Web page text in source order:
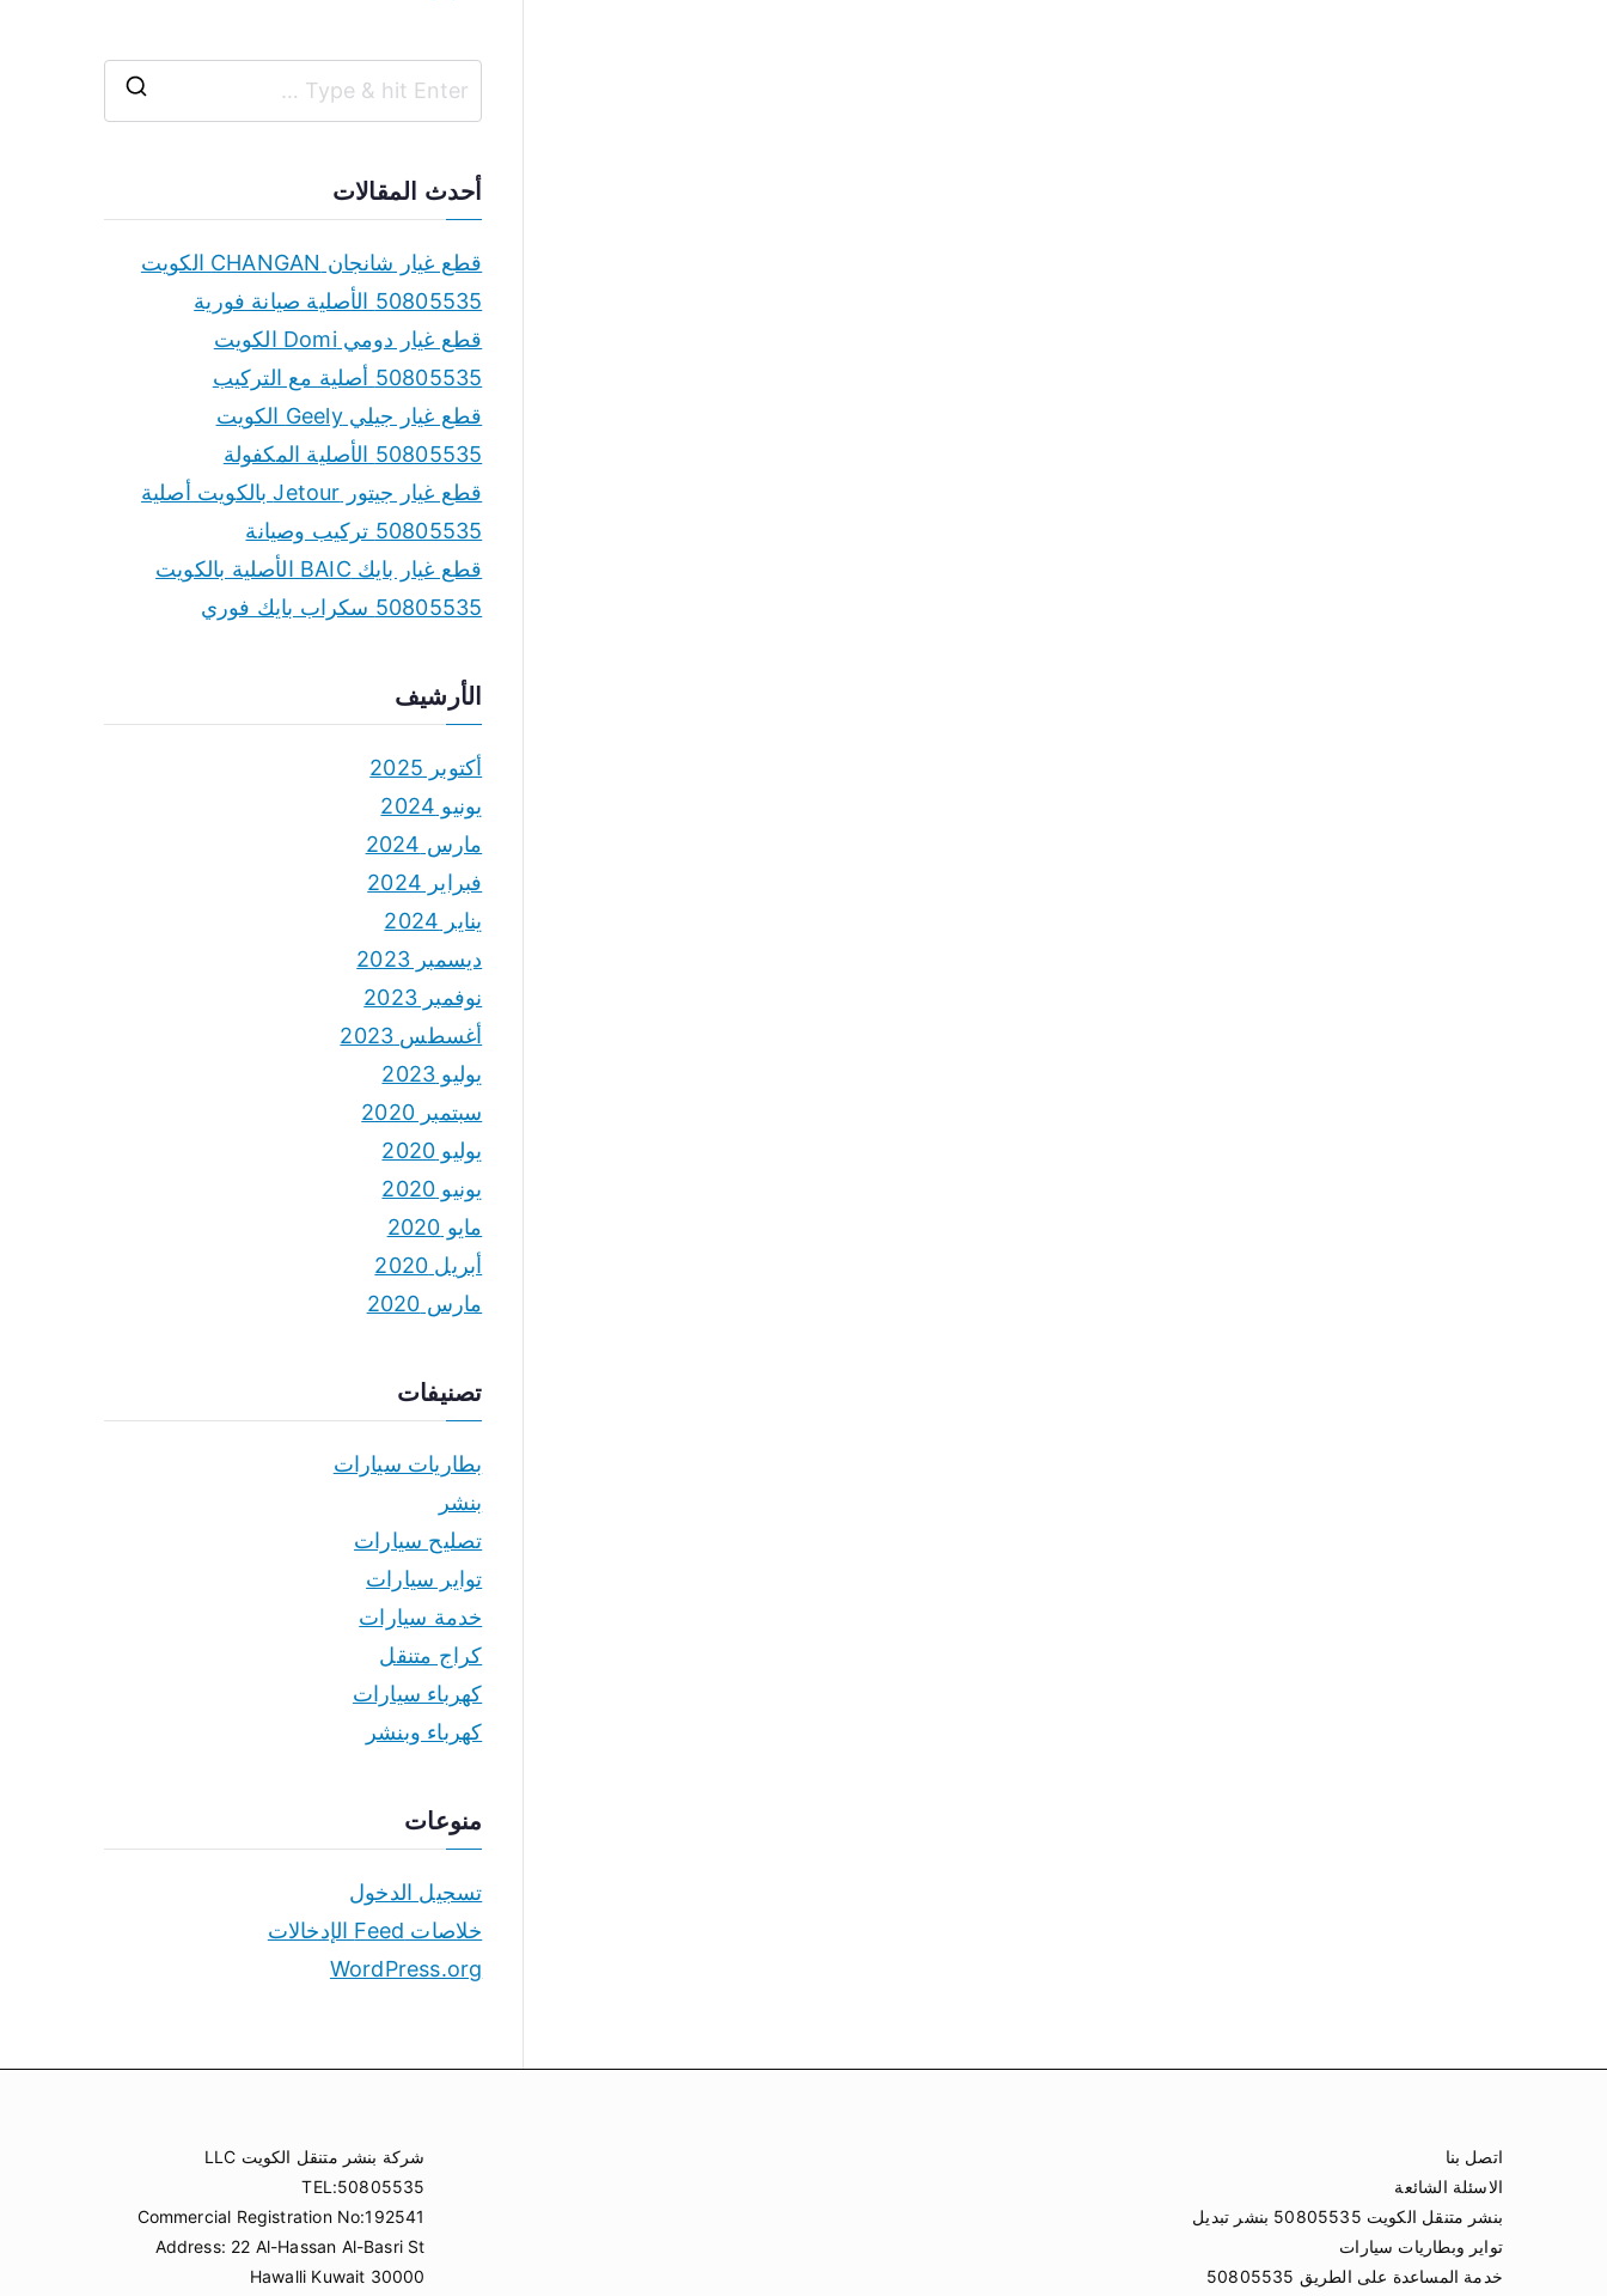
r
أحدث المقالات
قطع غيار شانجان CHANGAN الكويت
50805535 الأصلية صيانة فورية
قطع غيار دومي Domi الكويت
50805535 أصلية مع التركيب
قطع غيار جيلي Geely الكويت
50805535 الأصلية المكفولة
قطع غيار جيتور Jetour بالكويت أصلية
50805535 تركيب وصيانة
قطع غيار بايك BAIC الأصلية بالكويت
50805535 سكراب بايك فوري
الأرشيف
أكتوبر 2025
يونيو 2024
مارس 2024
فبراير 2024
يناير 2024
ديسمبر 2023
نوفمبر 2023
أغسطس 2023
يوليو 2023
سبتمبر 2020
يوليو 2020
يونيو 2020
مايو 2020
أبريل 2020
مارس 2020
تصنيفات
بطاريات سيارات
بنشر
تصليح سيارات
تواير سيارات
خدمة سيارات
كراج متنقل
كهرباء سيارات
كهرباء وبنشر
منوعات
تسجيل الدخول
خلاصات Feed الإدخالات
WordPress.org
اتصل بنا
الاسئلة الشائعة
بنشر متنقل الكويت 50805535 بنشر تبديل
تواير وبطاريات سيارات
خدمة المساعدة على الطريق 50805535
شركة بنشر متنقل الكويت LLC
TEL:50805535
Commercial Registration No:192541
Address: 22 Al-Hassan Al-Basri St
Hawalli Kuwait 30000